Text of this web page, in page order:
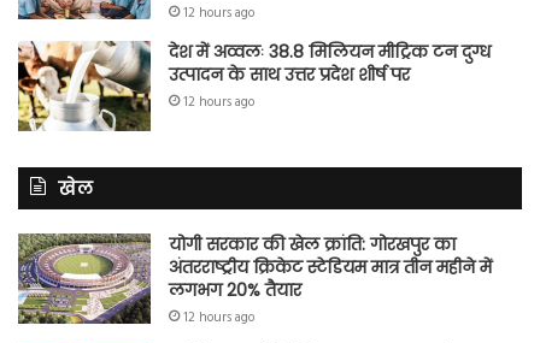
12 hours ago
देश में अव्वलः 38.8 मिलियन मीट्रिक टन दुग्ध
उत्पादन के साथ उत्तर प्रदेश शीर्ष पर
12 hours ago
खेल
योगी सरकार की खेल क्रांति: गोरखपुर का
अंतरराष्ट्रीय क्रिकेट स्टेडियम मात्र तीन महीने में
लगभग 20% तैयार
12 hours ago